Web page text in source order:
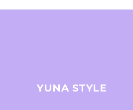
YUNA STYLE